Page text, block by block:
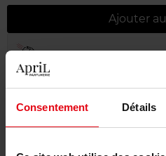
Consentement Détails
Ajouter
Livraison gratuite à partir
Emballage cadeau offert